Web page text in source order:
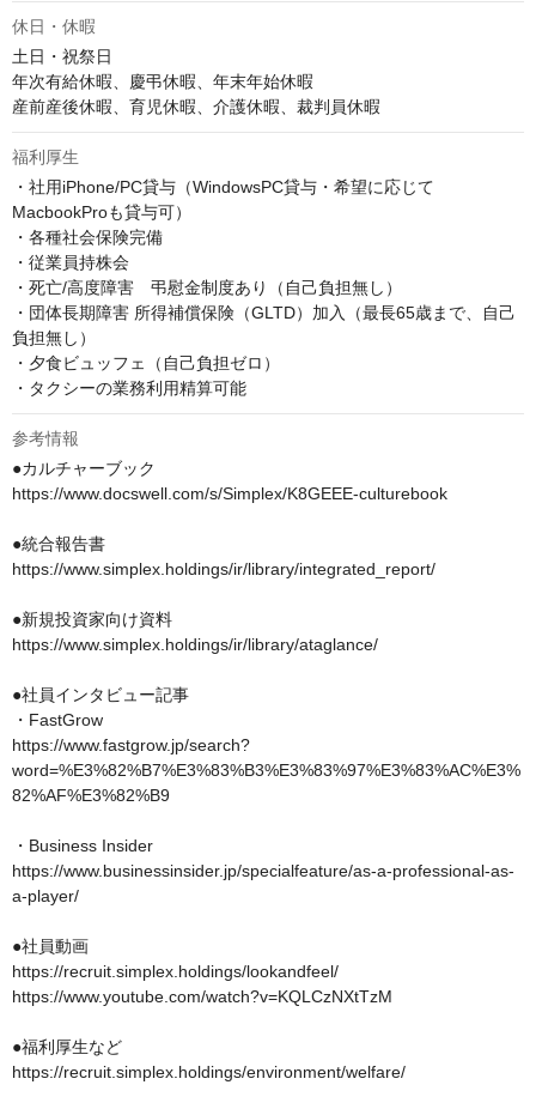
休日・休暇
土日・祝祭日
年次有給休暇、慶弔休暇、年末年始休暇
産前産後休暇、育児休暇、介護休暇、裁判員休暇
福利厚生
・社用iPhone/PC貸与（WindowsPC貸与・希望に応じて
MacbookProも貸与可）
・各種社会保険完備
・従業員持株会
・死亡/高度障害　弔慰金制度あり（自己負担無し）
・団体長期障害 所得補償保険（GLTD）加入（最長65歳まで、自己
負担無し）
・夕食ビュッフェ（自己負担ゼロ）
・タクシーの業務利用精算可能
参考情報
●カルチャーブック
https://www.docswell.com/s/Simplex/K8GEEE-culturebook
●統合報告書
https://www.simplex.holdings/ir/library/integrated_report/
●新規投資家向け資料
https://www.simplex.holdings/ir/library/ataglance/
●社員インタビュー記事
・FastGrow
https://www.fastgrow.jp/search?
word=%E3%82%B7%E3%83%B3%E3%83%97%E3%83%AC%E3%
82%AF%E3%82%B9
・Business Insider
https://www.businessinsider.jp/specialfeature/as-a-professional-as-
a-player/
●社員動画
https://recruit.simplex.holdings/lookandfeel/
https://www.youtube.com/watch?v=KQLCzNXtTzM
●福利厚生など
https://recruit.simplex.holdings/environment/welfare/